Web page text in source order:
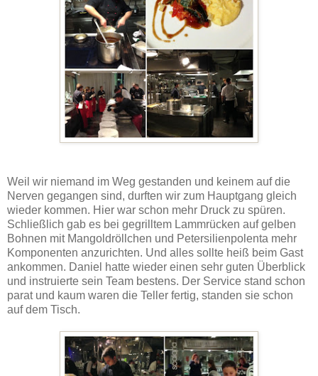
Weil wir niemand im Weg gestanden und keinem auf die
Nerven gegangen sind, durften wir zum Hauptgang gleich
wieder kommen. Hier war schon mehr Druck zu spüren.
Schließlich gab es bei gegrilltem Lammrücken auf gelben
Bohnen mit Mangoldröllchen und Petersilienpolenta mehr
Komponenten anzurichten. Und alles sollte heiß beim Gast
ankommen. Daniel hatte wieder einen sehr guten Überblick
und instruierte sein Team bestens. Der Service stand schon
parat und kaum waren die Teller fertig, standen sie schon
auf dem Tisch.